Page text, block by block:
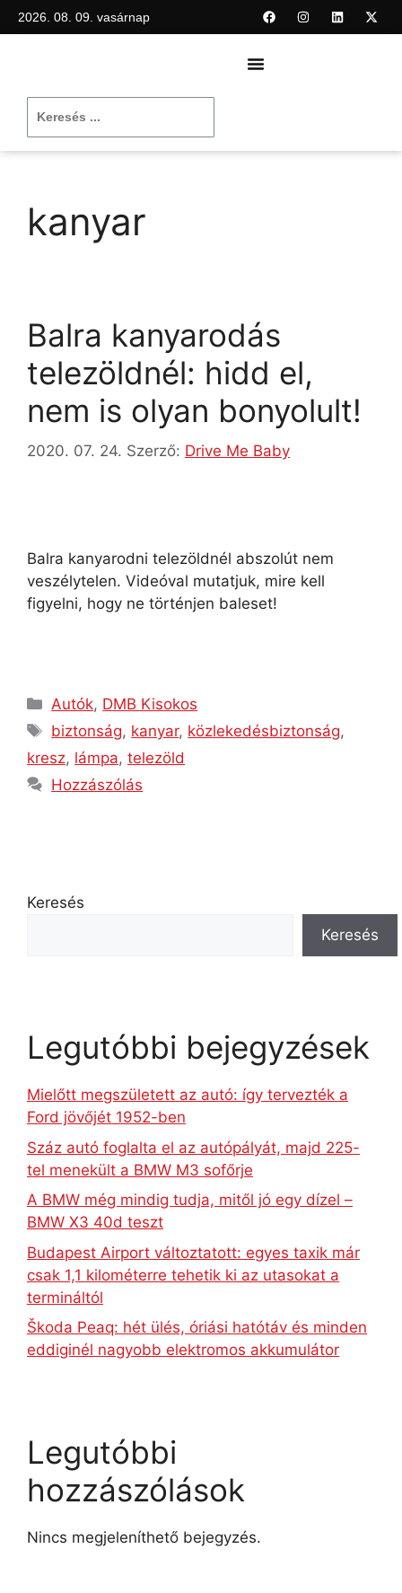
2026. 08. 09. vasárnap
kanyar
Balra kanyarodás
telezöldnél: hidd el,
nem is olyan bonyolult!
2020. 07. 24. Szerző: Drive Me Baby
Balra kanyarodni telezöldnél abszolút nem
veszélytelen. Videóval mutatjuk, mire kell
figyelni, hogy ne történjen baleset!
Autók, DMB Kisokos
biztonság, kanyar, közlekedésbiztonság,
kresz, lámpa, telezöld
Hozzászólás
Keresés
Keresés
Legutóbbi bejegyzések
Mielőtt megszületett az autó: így tervezték a
Ford jövőjét 1952-ben
Száz autó foglalta el az autópályát, majd 225-
tel menekült a BMW M3 sofőrje
A BMW még mindig tudja, mitől jó egy dízel –
BMW X3 40d teszt
Budapest Airport változtatott: egyes taxik már
csak 1,1 kilométerre tehetik ki az utasokat a
termináltól
Škoda Peaq: hét ülés, óriási hatótáv és minden
eddiginél nagyobb elektromos akkumulátor
Legutóbbi
hozzászólások
Nincs megjeleníthető bejegyzés.